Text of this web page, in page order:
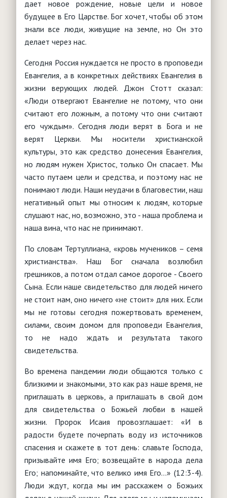
дает новое рождение, новые цели и новое
будущее в Его Царстве. Бог хочет, чтобы об этом
знали все люди, живущие на земле, но Он это
делает через нас.
Сегодня Россия нуждается не просто в проповеди
Евангелия, а в конкретных действиях Евангелия в
жизни верующих людей. Джон Стотт сказал:
«Люди отвергают Евангелие не потому, что они
считают его ложным, а потому что они считают
его чуждым». Сегодня люди верят в Бога и не
верят Церкви. Мы носители христианской
культуры, это как средство донесения Евангелия,
но людям нужен Христос, только Он спасает. Мы
часто путаем цели и средства, и поэтому нас не
понимают люди. Наши неудачи в благовестии, наш
негативный опыт мы относим к людям, которые
слушают нас, но, возможно, это - наша проблема и
наша вина, что нас не принимают.
По словам Тертуллиана, «кровь мучеников – семя
христианства». Наш Бог сначала возлюбил
грешников, а потом отдал самое дорогое - Своего
Сына. Если наше свидетельство для людей ничего
не стоит нам, оно ничего «не стоит» для них. Если
мы не готовы сегодня пожертвовать временем,
силами, своим домом для проповеди Евангелия,
то не надо ждать и результата такого
свидетельства.
Во времена пандемии люди общаются только с
близкими и знакомыми, это как раз наше время, не
приглашать в церковь, а приглашать в свой дом
для свидетельства о Божьей любви в нашей
жизни. Пророк Исаия провозглашает: «И в
радости будете почерпать воду из источников
спасения и скажете в тот день: славьте Господа,
призывайте имя Его; возвещайте в народа дела
Его; напоминайте, что велико имя Его…» (12:3-4).
Люди ждут, когда мы им расскажем о Божьих